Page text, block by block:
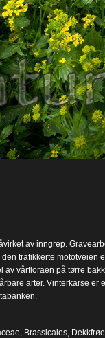
av inngrep.
trafikkerte
vårfloraen på tørre
arter. Vinterkarse
Brassicales,